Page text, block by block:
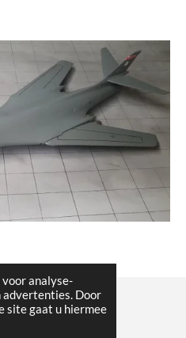
analyse-
advertenties. Door
site gaat u hiermee
copywright protected